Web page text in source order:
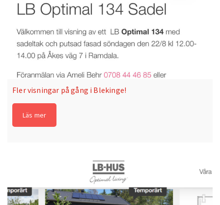
Fler visningar på gång i Blekinge!
Läs mer